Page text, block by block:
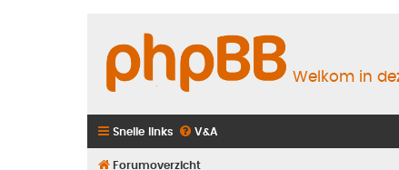
Welkom in
Snelle links V&A
Forumoverzicht